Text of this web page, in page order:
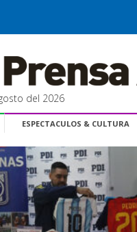
del 2026
ESPECTACULOS & CULTURA